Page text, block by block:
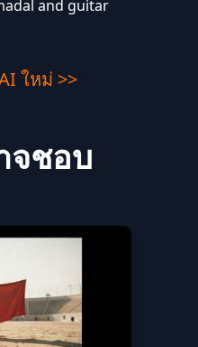
and guitar
ใหม่ >>
ชอบ